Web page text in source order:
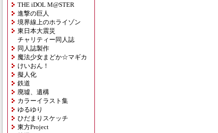
THE iDOL M@STER
進撃の巨人
境界線上のホライゾン
東日本大震災
チャリティー同人誌
同人誌製作
魔法少女まどか☆マギカ
けいおん！
擬人化
鉄道
廃墟、遺構
カラーイラスト集
ゆるゆり
ひだまりスケッチ
東方Project